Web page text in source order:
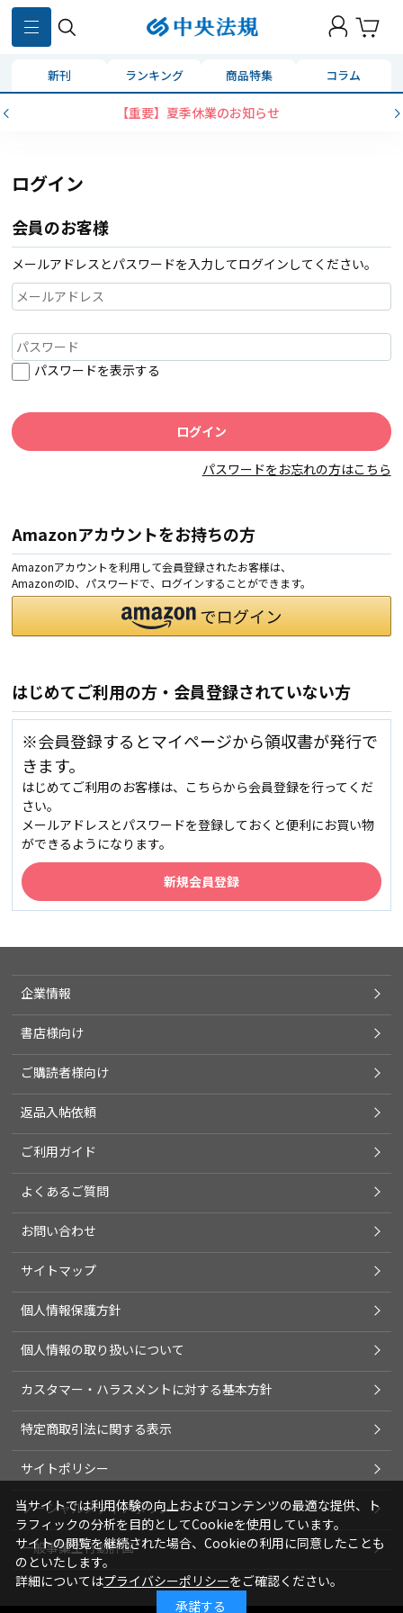
新刊 ランキング 商品特集 コラム
【重要】夏季休業のお知らせ
ログイン
会員のお客様
メールアドレスとパスワードを入力してログインしてください。
パスワードを表示する
パスワードをお忘れの方はこちら
Amazonアカウントをお持ちの方
Amazonアカウントを利用して会員登録されたお客様は、
AmazonのID、パスワードで、ログインすることができます。
はじめてご利用の方・会員登録されていない方
※会員登録するとマイページから領収書が発行で
きます。
はじめてご利用のお客様は、こちらから会員登録を行ってくだ
さい。
メールアドレスとパスワードを登録しておくと便利にお買い物
ができるようになります。
企業情報
書店様向け
ご購読者様向け
返品入帖依頼
ご利用ガイド
よくあるご質問
お問い合わせ
サイトマップ
個人情報保護方針
個人情報の取り扱いについて
カスタマー・ハラスメントに対する基本方針
特定商取引法に関する表示
サイトポリシー
ソーシャルメディアポリシー
一般事業主行動計画
当サイトでは利用体験の向上およびコンテンツの最適な提供、ト
ラフィックの分析を目的としてCookieを使用しています。
サイトの閲覧を継続された場合、Cookieの利用に同意したことも
のといたします。
詳細についてはプライバシーポリシーをご確認ください。
承諾する